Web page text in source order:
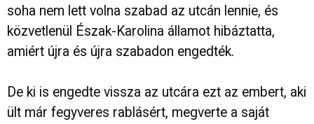
soha nem lett volna szabad az utcán lennie, és
közvetlenül Észak-Karolina államot hibáztatta,
amiért újra és újra szabadon engedték.
De ki is engedte vissza az utcára ezt az embert, aki
ült már fegyveres rablásért, megverte a saját